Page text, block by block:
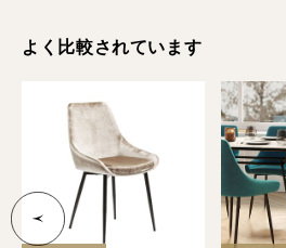
よく比較されています